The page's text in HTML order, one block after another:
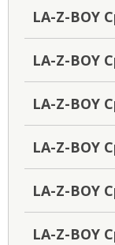
LA-Z-BOY
LA-Z-BOY
LA-Z-BOY
LA-Z-BOY
LA-Z-BOY
LA-Z-BOY